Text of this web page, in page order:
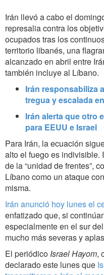
Irán llevó a cabo el
represalia contra los
ocupados tras los
territorio libanés, una
alcanzado en abril entre
también incluye al Líbano.
Irán responsabiliza
tregua y escalada
Irán alerta que otro
para EEUU e Israel
Para Irán, la ecuación
alto el fuego es indivisible.
de la “unidad de frentes”,
Líbano como un ataque
misma.
Irán anunció hoy lunes el
enfatizado que, si
especialmente en el sur
mucho más severas y
El periódico Israel Hayom,
declarado este lunes que